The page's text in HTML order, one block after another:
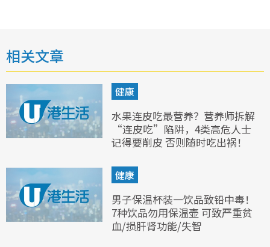
相关文章
健康
水果连皮吃最营养？营养师拆解
“连皮吃”陷阱，4类高危人士
记得要削皮 否则随时吃出祸！
健康
男子保温杯装一饮品致铅中毒！
7种饮品勿用保温壶 可致严重贫
血/损肝肾功能/失智